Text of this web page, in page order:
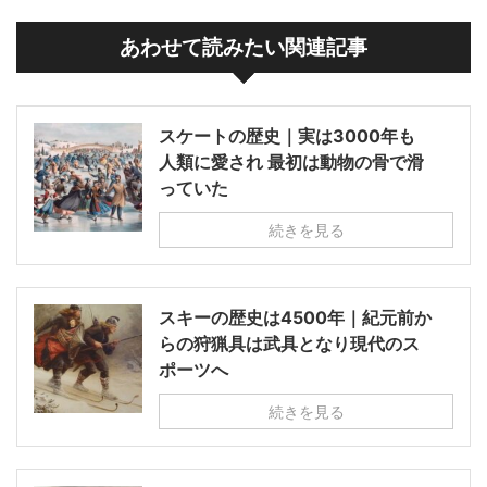
あわせて読みたい関連記事
スケートの歴史｜実は3000年も
人類に愛され 最初は動物の骨で滑
っていた
続きを見る
スキーの歴史は4500年｜紀元前か
らの狩猟具は武具となり現代のス
ポーツへ
続きを見る